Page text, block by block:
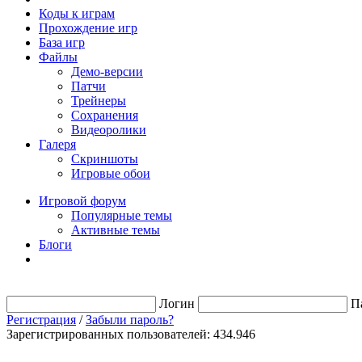
Коды к играм
Прохождение игр
База игр
Файлы
Демо-версии
Патчи
Трейнеры
Сохранения
Видеоролики
Галеря
Скриншоты
Игровые обои
Игровой форум
Популярные темы
Активные темы
Блоги
Логин
Регистрация /Забыли пароль?
Зарегистрированных пользователей: 434.946